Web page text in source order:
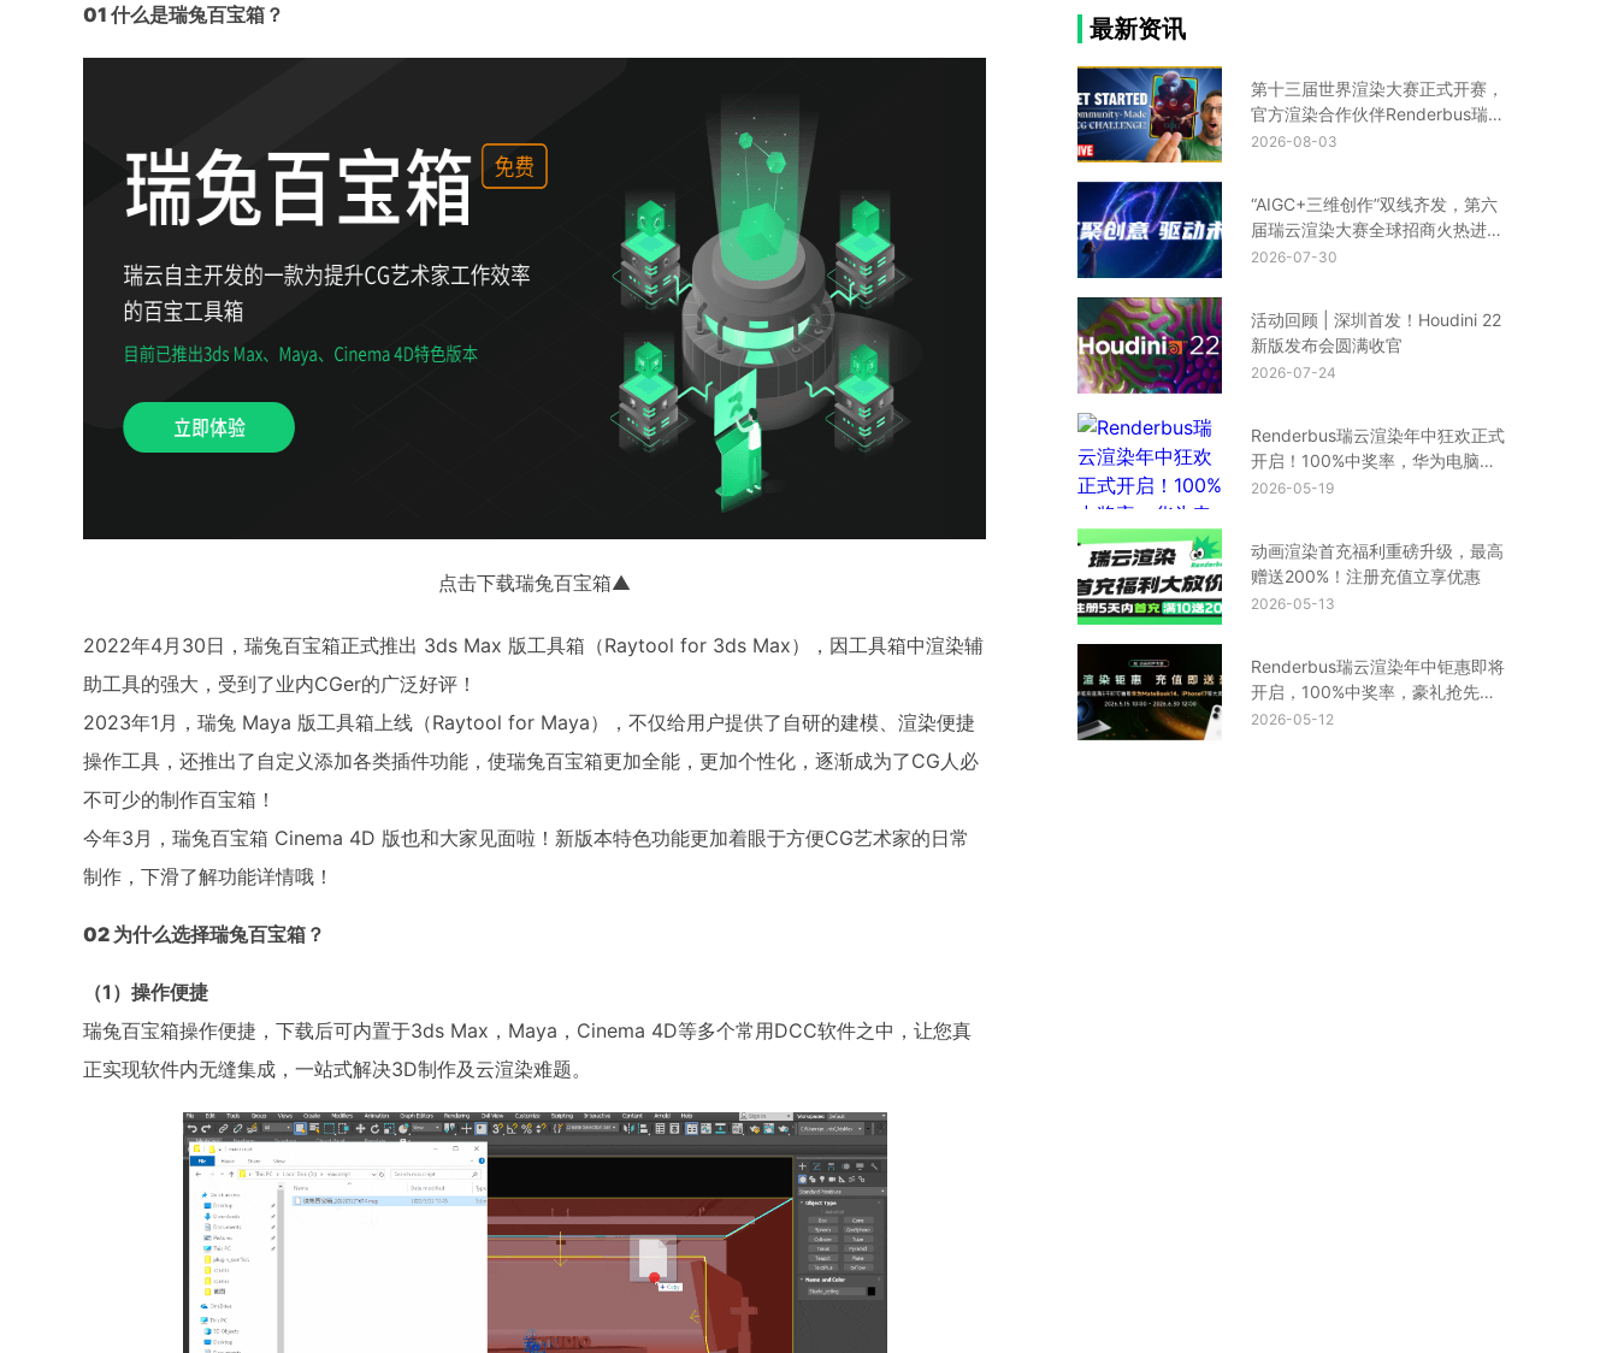
01 什么是瑞兔百宝箱？
点击下载瑞兔百宝箱▲
2022年4月30日，瑞兔百宝箱正式推出 3ds Max 版工具箱（Raytool for 3ds Max），因工具箱中渲染辅
助工具的强大，受到了业内CGer的广泛好评！
2023年1月，瑞兔 Maya 版工具箱上线（Raytool for Maya），不仅给用户提供了自研的建模、渲染便捷
操作工具，还推出了自定义添加各类插件功能，使瑞兔百宝箱更加全能，更加个性化，逐渐成为了CG人必
不可少的制作百宝箱！
今年3月，瑞兔百宝箱 Cinema 4D 版也和大家见面啦！新版本特色功能更加着眼于方便CG艺术家的日常
制作，下滑了解功能详情哦！
02 为什么选择瑞兔百宝箱？
（1）操作便捷
瑞兔百宝箱操作便捷，下载后可内置于3ds Max，Maya，Cinema 4D等多个常用DCC软件之中，让您真
正实现软件内无缝集成，一站式解决3D制作及云渲染难题。
最新资讯
第十三届世界渲染大赛正式开赛，
官方渲染合作伙伴Renderbus瑞云
渲染助您渲力全开！
2026-08-03
“AIGC+三维创作”双线齐发，第六
届瑞云渲染大赛全球招商火热进行
中！
2026-07-30
活动回顾 | 深圳首发！Houdini 22
新版发布会圆满收官
2026-07-24
Renderbus瑞云渲染年中狂欢正式
开启！100%中奖率，华为电脑、
iPhone17等你来拿
2026-05-19
动画渲染首充福利重磅升级，最高
赠送200%！注册充值立享优惠
2026-05-13
Renderbus瑞云渲染年中钜惠即将
开启，100%中奖率，豪礼抢先
看！
2026-05-12